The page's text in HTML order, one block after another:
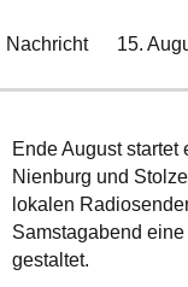
Nachricht 15.
Ende August
Nienburg und
lokalen
Samstagabend
gestaltet.